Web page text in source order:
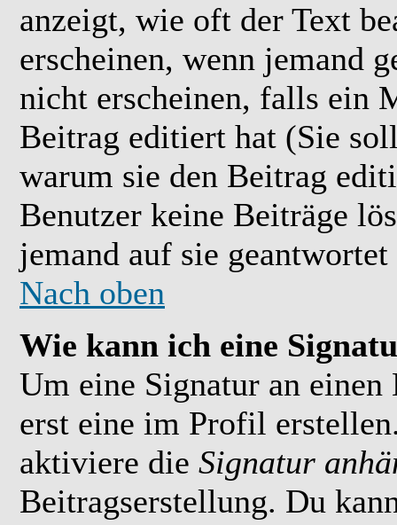
anzeigt, wie oft der Text
erscheinen, wenn jemand
nicht erscheinen, falls ein
Beitrag editiert hat (Sie
warum sie den Beitrag
Benutzer keine Beiträge
jemand auf sie geantwortet
Nach oben
Wie kann ich eine
Um eine Signatur an einen
erst eine im Profil
aktiviere die Signatur
Beitragserstellung. Du